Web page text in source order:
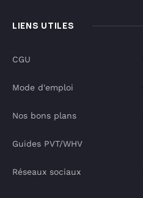
LIENS UTILES
CGU
Mode d'emploi
Nos bons plans
Guides PVT/WHV
Réseaux sociaux